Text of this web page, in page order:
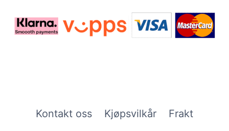
Kontakt oss Kjøpsvilkår
Frakt